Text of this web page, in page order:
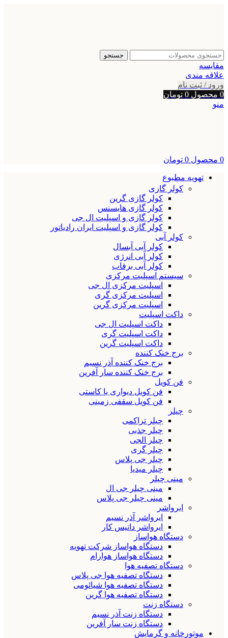
جستجو
مقایسه
علاقه مندی
ورود / ثبت نام
0 محصول 0 تومان
منو
0 محصول 0 تومان
تهویه مطبوع
کولر گازی
کولر گازی گرین
کولر گازی هایسنس
کولر گازی و اسپلیت ال جی
کولر گازی و اسپلیت ایران رادیاتور
کولر آبی
کولر آبی آبسال
کولر آبی انرژی
کولر آبی برفاب
سیستم اسپلیت مرکزی
اسپلیت مرکزی ال جی
اسپلیت مرکزی گری
اسپلیت مرکزی گرین
داکت اسپلیت
داکت اسپلیت ال جی
داکت اسپلیت گری
داکت اسپلیت گرین
برج خنک کننده
برج خنک کننده آذر نسیم
برج خنک کننده سار آفرین
فن کویل
فن کویل دیواری یا کاستی
فن کویل سقفی زمینی
چیلر
چیلر تراکمی
چیلر جذبی
چیلر الجی
چیلر گری
چیلر جی پلاس
چیلر میدیا
مینی چیلر
مینی چیلر جی ال
مینی چیلر جی پلاس
ایرواشر
ایرواشر آذر نسیم
ایرواشر داتیس کار
دستگاه هواساز
دستگاه هواساز شرکت تهویه
دستگاه هواساز هوارام
دستگاه تصفیه هوا
دستگاه تصفیه هوا جی پلاس
دستگاه تصفیه هوا شیائومی
دستگاه تصفیه هوا گرین
دستگاه زنت
دستگاه زنت آذر نسیم
دستگاه زنت سار آفرین
موتورخانه و گرمایش